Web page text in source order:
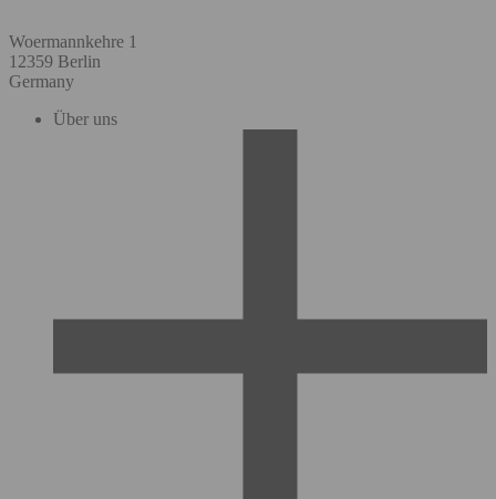
Woermannkehre 1
12359 Berlin
Germany
Über uns